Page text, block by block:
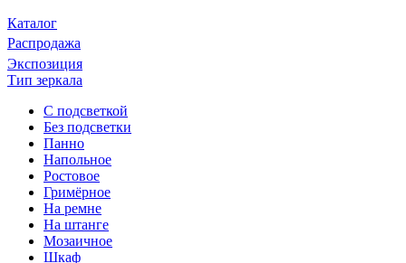
Каталог
Распродажа
Экспозиция
Тип зеркала
С подсветкой
Без подсветки
Панно
Напольное
Ростовое
Гримёрное
На ремне
На штанге
Мозаичное
Шкаф